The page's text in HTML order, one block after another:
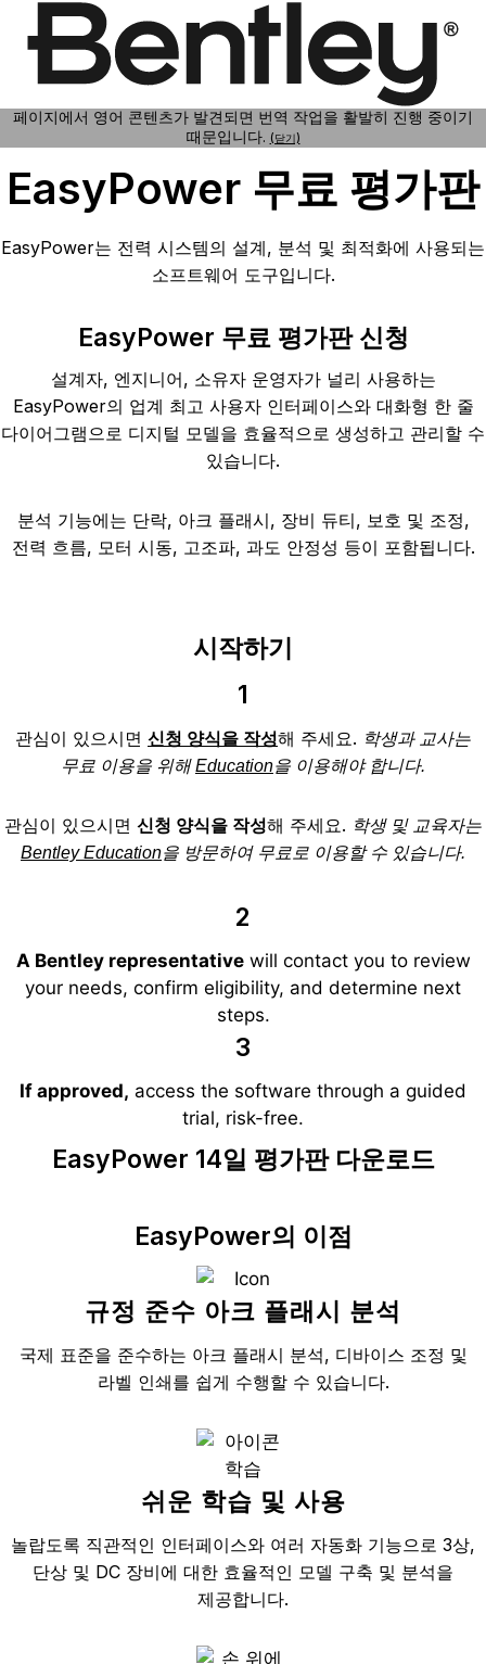
건
너
뛰
기
페이지에서 영어 콘텐츠가 발견되면 번역 작업을 활발히 진행 중이기
때문입니다. (닫기)
EasyPower 무료 평가판
EasyPower는 전력 시스템의 설계, 분석 및 최적화에 사용되는
소프트웨어 도구입니다.
EasyPower 무료 평가판 신청
설계자, 엔지니어, 소유자 운영자가 널리 사용하는
EasyPower의 업계 최고 사용자 인터페이스와 대화형 한 줄
다이어그램으로 디지털 모델을 효율적으로 생성하고 관리할 수
있습니다.
분석 기능에는 단락, 아크 플래시, 장비 듀티, 보호 및 조정,
전력 흐름, 모터 시동, 고조파, 과도 안정성 등이 포함됩니다.
시작하기
1
관심이 있으시면 신청 양식을 작성해 주세요. 학생과 교사는
무료 이용을 위해Education을 이용해야 합니다.
관심이 있으시면 신청 양식을 작성해 주세요. 학생 및 교육자는
Bentley Education을 방문하여 무료로 이용할 수 있습니다.
2
A Bentley representativewill contact you to review
your needs, confirm eligibility, and determine next
steps.
3
If approved, access the software through a guided
trial, risk-free.
EasyPower 14일 평가판 다운로드
EasyPower의 이점
규정 준수 아크 플래시 분석
국제 표준을 준수하는 아크 플래시 분석, 디바이스 조정 및
라벨 인쇄를 쉽게 수행할 수 있습니다.
쉬운 학습 및 사용
놀랍도록 직관적인 인터페이스와 여러 자동화 기능으로 3상,
단상 및 DC 장비에 대한 효율적인 모델 구축 및 분석을
제공합니다.